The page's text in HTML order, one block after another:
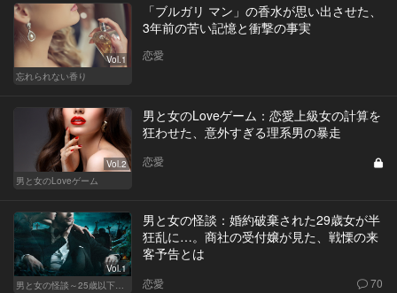
Vol.1
忘れられない香り
「ブルガリ マン」の香水が思い出させた、
3年前の苦い記憶と衝撃の事実
恋愛
Vol.2
男と女のLoveゲーム
男と女のLoveゲーム：恋愛上級女の計算を
狂わせた、意外すぎる理系男の暴走
恋愛
Vol.1
男と女の怪談～25歳以下閲覧禁止～
男と女の怪談：婚約破棄された29歳女が半
狂乱に…。商社の受付嬢が見た、戦慄の来
客予告とは
恋愛 70